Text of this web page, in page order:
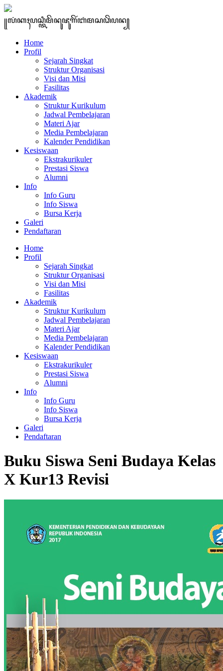
꧋ꦭꦁꦏꦃꦥꦱ꧀ꦠꦶꦩꦼꦤꦸꦗꦸꦒꦼꦂꦧꦁꦩꦱꦣꦼꦥꦤ꧀
Home
Profil
Sejarah Singkat
Struktur Organisasi
Visi dan Misi
Fasilitas
Akademik
Struktur Kurikulum
Jadwal Pembelajaran
Materi Ajar
Media Pembelajaran
Kalender Pendidikan
Kesiswaan
Ekstrakurikuler
Prestasi Siswa
Alumni
Info
Info Guru
Info Siswa
Bursa Kerja
Galeri
Pendaftaran
Home
Profil
Sejarah Singkat
Struktur Organisasi
Visi dan Misi
Fasilitas
Akademik
Struktur Kurikulum
Jadwal Pembelajaran
Materi Ajar
Media Pembelajaran
Kalender Pendidikan
Kesiswaan
Ekstrakurikuler
Prestasi Siswa
Alumni
Info
Info Guru
Info Siswa
Bursa Kerja
Galeri
Pendaftaran
Buku Siswa Seni Budaya Kelas
X Kur13 Revisi